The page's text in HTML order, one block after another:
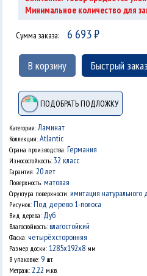
Минимальное количество для
Сумма заказа: 6 693₽
В корзину Быстрый заказ
ПОДОБРАТЬ ПОДЛОЖКУ
Категория:Ламинат
Коллекция:Atlantic
Страна производства: Германия
Износостойкость:32 класс
Гарантия:20 лет
Поверхность:матовая
Структура поверхности:имитация натурального
Рисунок: Под дерево 1-полоса
Вид дерева: Дуб
Влагостойкость:влагостойкий
Фаска:четырёхсторонняя
Размер доски: 1285х192х8 мм
В упаковке: 9 шт.
Метраж:2.22 м.кв.